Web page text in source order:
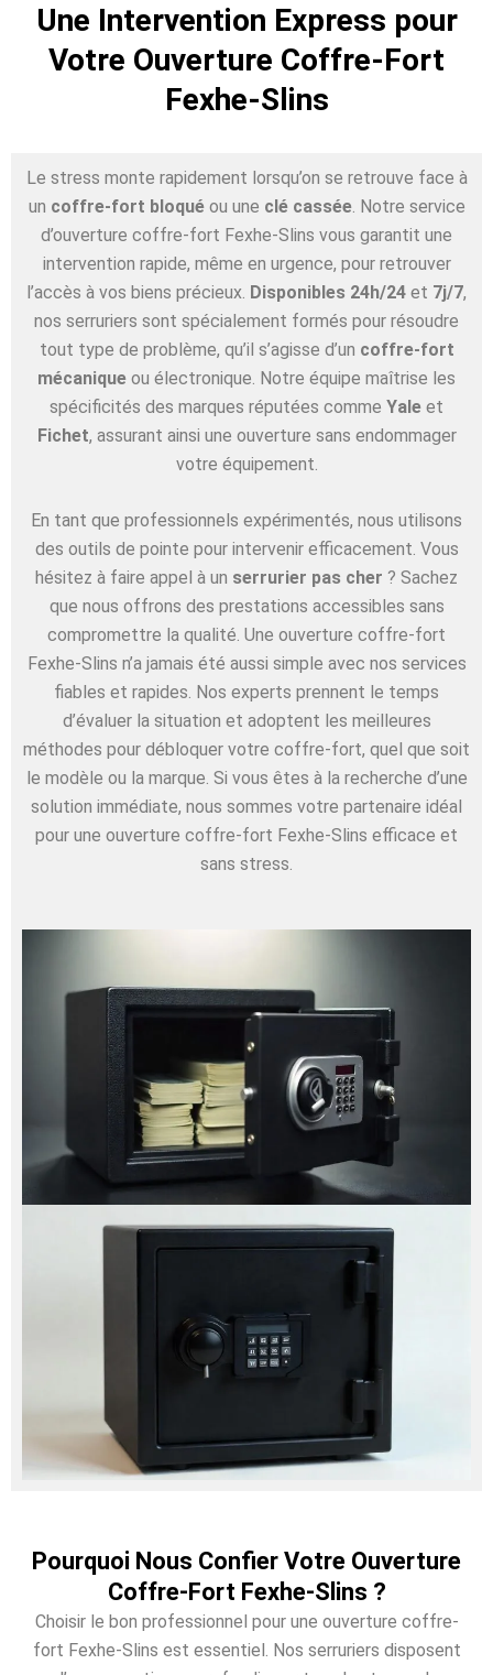
Une Intervention Express pour
Votre Ouverture Coffre-Fort
Fexhe-Slins
Le stress monte rapidement lorsqu’on se retrouve face à
un coffre-fort bloquéou une clé cassée. Notre service
d’ouverture coffre-fort Fexhe-Slins vous garantit une
intervention rapide, même en urgence, pour retrouver
l’accès à vos biens précieux. Disponibles 24h/24 et 7j/7,
nos serruriers sont spécialement formés pour résoudre
tout type de problème, qu’il s’agisse d’un coffre-fort
mécanique ou électronique. Notre équipe maîtrise les
spécificités des marques réputées comme Yale et
Fichet, assurant ainsi une ouverture sans endommager
votre équipement.
En tant que professionnels expérimentés, nous utilisons
des outils de pointe pour intervenir efficacement. Vous
hésitez à faire appel à un serrurier pas cher ? Sachez
que nous offrons des prestations accessibles sans
compromettre la qualité. Une ouverture coffre-fort
Fexhe-Slins n’a jamais été aussi simple avec nos services
fiables et rapides. Nos experts prennent le temps
d’évaluer la situation et adoptent les meilleures
méthodes pour débloquer votre coffre-fort, quel que soit
le modèle ou la marque. Si vous êtes à la recherche d’une
solution immédiate, nous sommes votre partenaire idéal
pour une ouverture coffre-fort Fexhe-Slins efficace et
sans stress.
Pourquoi Nous Confier Votre Ouverture
Coffre-Fort Fexhe-Slins ?
Choisir le bon professionnel pour une ouverture coffre-
fort Fexhe-Slins est essentiel. Nos serruriers disposent